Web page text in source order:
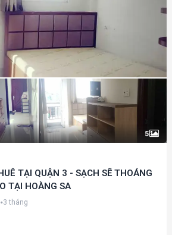
5
TẠI QUẬN 3 - SẠCH SẼ THOÁNG
TẠI HOÀNG SA
3 tháng